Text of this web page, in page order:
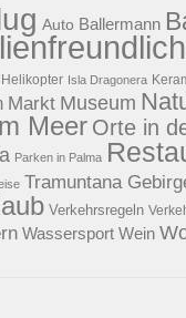
Auto Ballermann
Helikopter Isla Dragonera
Markt Museum
Meer Orte in
Parken in Palma
Tramuntana
Verkehrsregeln
Wassersport Wein